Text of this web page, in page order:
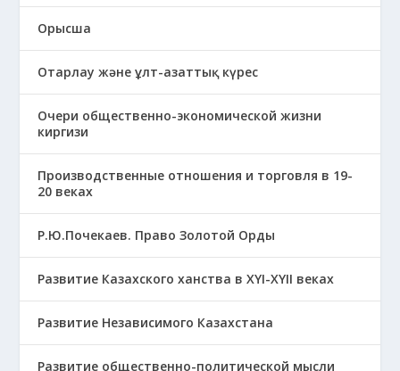
Орысша
Отарлау және ұлт-азаттық күрес
Очери общественно-экономической жизни
киргизи
Производственные отношения и торговля в 19-
20 веках
Р.Ю.Почекаев. Право Золотой Орды
Развитие Казахского ханства в ХҮІ-ХҮІІ веках
Развитие Независимого Казахстана
Развитие общественно-политической мысли